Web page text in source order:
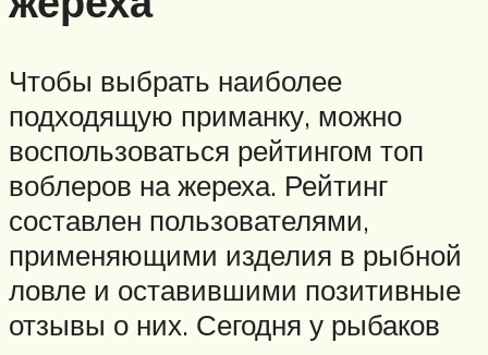
Чтобы выбрать наиболее
подходящую приманку, можно
воспользоваться рейтингом топ
воблеров на жереха. Рейтинг
составлен пользователями,
применяющими изделия в рыбной
ловле и оставившими позитивные
отзывы о них. Сегодня у рыбаков